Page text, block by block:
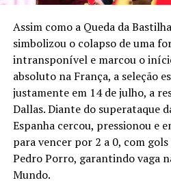
E o que dizer de Lamine
anos é o mais jovem
Ronaldo, que tinha 17 anos
Detalhe: o brasileiro nem a
campanha, enquanto Yamal
estrela da companhia
discreta neste domingo. O
também, o quarto mais novo
uma Copa. O líder da
Assim como a Queda da
simbolizou o colapso de uma
intransponível e marcou o
absoluto na França, a seleção
justamente em 14 de julho, a
Dallas. Diante do superataque
Espanha cercou, pressionou e
para vencer por 2 a 0, com
Pedro Porro, garantindo vaga
Mundo.